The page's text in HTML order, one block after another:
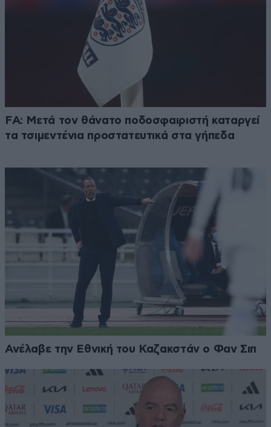
FA: Μετά τον θάνατο ποδοσφαιριστή καταργεί
τα τσιμεντένια προστατευτικά στα γήπεδα
Ανέλαβε την Εθνική του Καζακστάν ο Φαν Σιπ